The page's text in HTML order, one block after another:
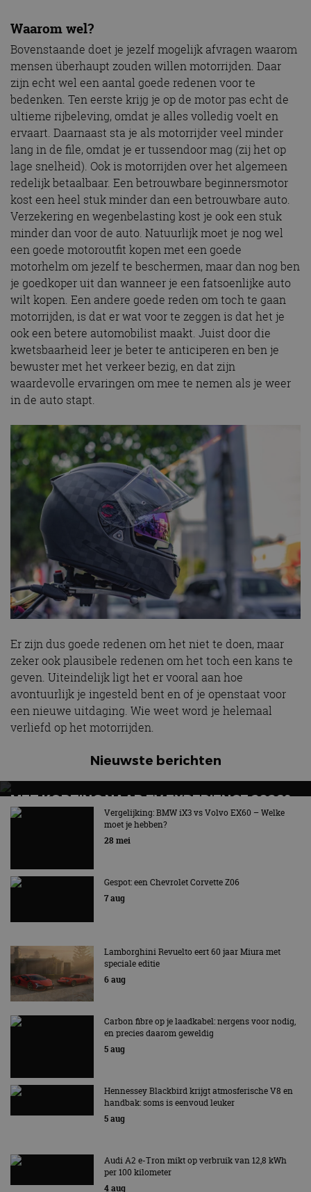
Waarom wel?
Bovenstaande doet je jezelf mogelijk afvragen waarom
mensen überhaupt zouden willen motorrijden. Daar
zijn echt wel een aantal goede redenen voor te
bedenken. Ten eerste krijg je op de motor pas echt de
ultieme rijbeleving, omdat je alles volledig voelt en
ervaart. Daarnaast sta je als motorrijder veel minder
lang in de file, omdat je er tussendoor mag (zij het op
lage snelheid). Ook is motorrijden over het algemeen
redelijk betaalbaar. Een betrouwbare beginnersmotor
kost een heel stuk minder dan een betrouwbare auto.
Verzekering en wegenbelasting kost je ook een stuk
minder dan voor de auto. Natuurlijk moet je nog wel
een goede motoroutfit kopen met een goede
motorhelm om jezelf te beschermen, maar dan nog ben
je goedkoper uit dan wanneer je een fatsoenlijke auto
wilt kopen. Een andere goede reden om toch te gaan
motorrijden, is dat er wat voor te zeggen is dat het je
ook een betere automobilist maakt. Juist door die
kwetsbaarheid leer je beter te anticiperen en ben je
bewuster met het verkeer bezig, en dat zijn
waardevolle ervaringen om mee te nemen als je weer
in de auto stapt.
Er zijn dus goede redenen om het niet te doen, maar
zeker ook plausibele redenen om het toch een kans te
geven. Uiteindelijk ligt het er vooral aan hoe
avontuurlijk je ingesteld bent en of je openstaat voor
een nieuwe uitdaging. Wie weet word je helemaal
verliefd op het motorrijden.
Nieuwste berichten
MET KORTING NAAR EV EXPERIENCE 2026?
AUTORAI REGELT HET!
EV Experience 2026 van 24 tot 26 september
Vergelijking: BMW iX3 vs Volvo EX60 – Welke
moet je hebben?
28 mei
Gespot: een Chevrolet Corvette Z06
7 aug
Lamborghini Revuelto eert 60 jaar Miura met
speciale editie
6 aug
Carbon fibre op je laadkabel: nergens voor nodig,
en precies daarom geweldig
5 aug
Hennessey Blackbird krijgt atmosferische V8 en
handbak: soms is eenvoud leuker
5 aug
Audi A2 e-Tron mikt op verbruik van 12,8 kWh
per 100 kilometer
4 aug